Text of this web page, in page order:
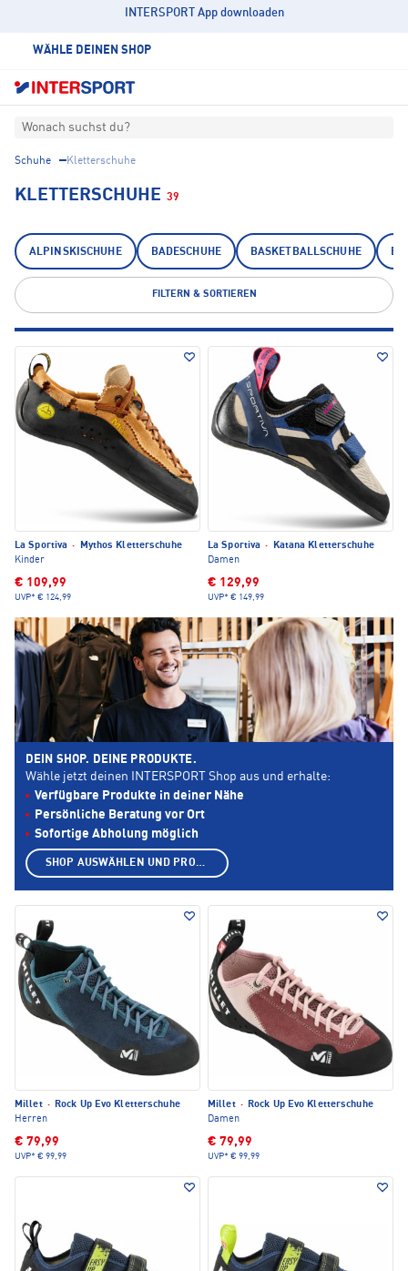
INTERSPORT App downloaden
WÄHLE DEINEN SHOP
Wonach suchst du?
Schuhe Kletterschuhe
KLETTERSCHUHE 39
ALPINSKISCHUHE BADESCHUHE BASKETBALLSCHUHE
FILTERN & SORTIEREN
La Sportiva ·
Mythos Kletterschuhe
Kinder
€ 109,99
UVP* € 124,99
La Sportiva ·
Katana Kletterschuhe
Damen
€ 129,99
UVP* € 149,99
Millet · Rock Up Evo Kletterschuhe
Herren
€ 79,99
UVP* € 99,99
Millet · Rock Up Evo Kletterschuhe
Damen
€ 79,99
UVP* € 99,99
DEIN SHOP. DEINE PRODUKTE.
Wähle jetzt deinen INTERSPORT Shop aus und erhalte:
Verfügbare Produkte in deiner Nähe
Persönliche Beratung vor Ort
Sofortige Abholung möglich
SHOP AUSWÄHLEN UND PRODUKTE ANZEIGEN